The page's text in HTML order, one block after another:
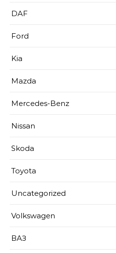
DAF
Ford
Kia
Mazda
Mercedes-Benz
Nissan
Skoda
Toyota
Uncategorized
Volkswagen
ВАЗ